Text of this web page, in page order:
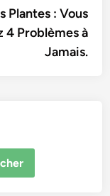
Plantes : Vous
4 Problèmes à
Jamais.